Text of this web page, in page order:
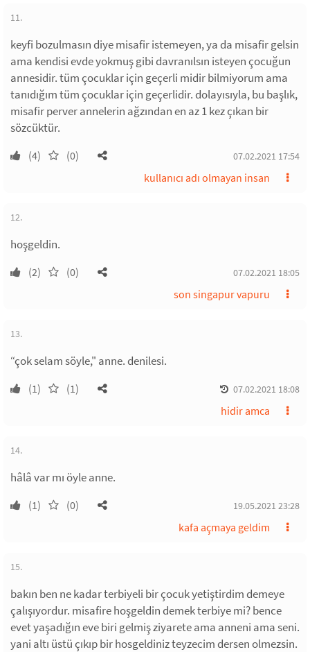
11.
keyfi bozulmasın diye misafir istemeyen, ya da misafir gelsin
ama kendisi evde yokmuş gibi davranılsın isteyen çocuğun
annesidir. tüm çocuklar için geçerli midir bilmiyorum ama
tanıdığım tüm çocuklar için geçerlidir. dolayısıyla, bu başlık,
misafir perver annelerin ağzından en az 1 kez çıkan bir
sözcüktür.
(4) (0) 07.02.2021 17:54
kullanıcı adı olmayan insan
12.
hoşgeldin.
(2) (0) 07.02.2021 18:05
son singapur vapuru
13.
“çok selam söyle," anne. denilesi.
(1) (1) 07.02.2021 18:08
hidir amca
14.
hâlâ var mı öyle anne.
(1) (0) 19.05.2021 23:28
kafa açmaya geldim
15.
bakın ben ne kadar terbiyeli bir çocuk yetiştirdim demeye
çalışıyordur. misafire hoşgeldin demek terbiye mi? bence
evet yaşadığın eve biri gelmiş ziyarete ama anneni ama seni.
yani altı üstü çıkıp bir hosgeldiniz teyzecim dersen olmezsin.